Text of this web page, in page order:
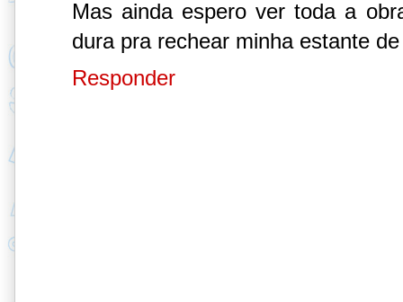
Mas ainda espero ver toda a
dura pra rechear minha estante
Responder